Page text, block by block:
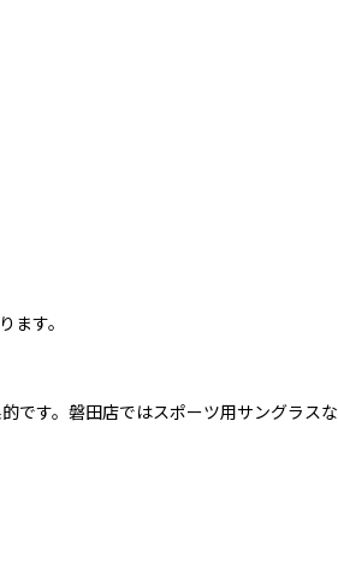
す。
です。磐田店ではスポーツ用サングラスな